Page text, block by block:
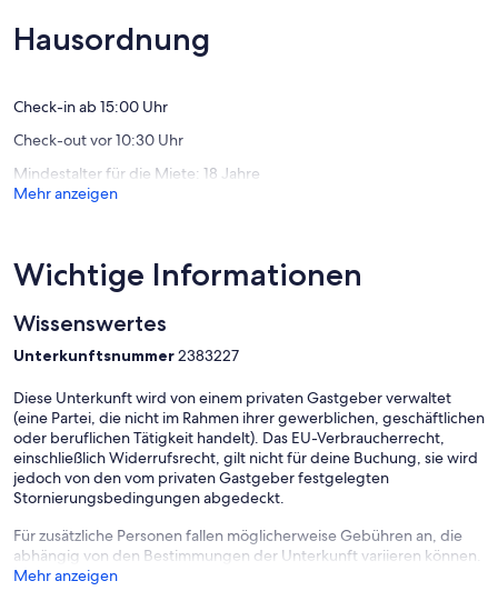
(11
Bewertungen)
Hausordnung
Check-in ab 15:00 Uhr
Check-out vor 10:30 Uhr
Mindestalter für die Miete: 18 Jahre
Mehr anzeigen
Wichtige Informationen
Wissenswertes
Unterkunftsnummer2383227
Diese Unterkunft wird von einem privaten Gastgeber verwaltet
(eine Partei, die nicht im Rahmen ihrer gewerblichen, geschäftlichen
oder beruflichen Tätigkeit handelt). Das EU-Verbraucherrecht,
einschließlich Widerrufsrecht, gilt nicht für deine Buchung, sie wird
jedoch von den vom privaten Gastgeber festgelegten
Stornierungsbedingungen abgedeckt.
Für zusätzliche Personen fallen möglicherweise Gebühren an, die
abhängig von den Bestimmungen der Unterkunft variieren können.
Mehr anzeigen